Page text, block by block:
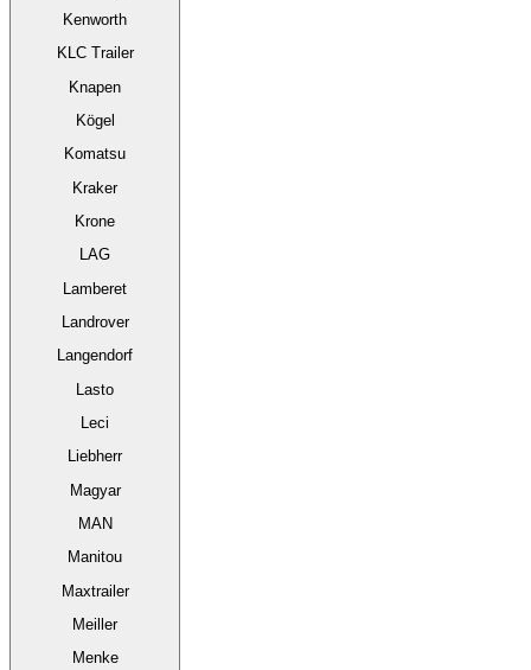
Kenworth
KLC Trailer
Knapen
Kögel
Komatsu
Kraker
Krone
LAG
Lamberet
Landrover
Langendorf
Lasto
Leci
Liebherr
Magyar
MAN
Manitou
Maxtrailer
Meiller
Menke